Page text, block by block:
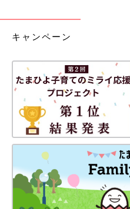
キャンペーン